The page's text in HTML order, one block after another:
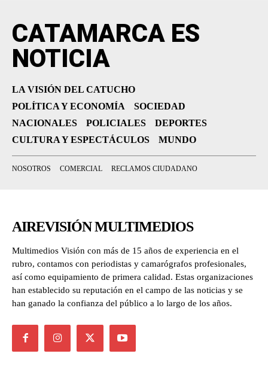
CATAMARCA ES
NOTICIA
LA VISIÓN DEL CATUCHO
POLÍTICA Y ECONOMÍA
SOCIEDAD
NACIONALES
POLICIALES
DEPORTES
CULTURA Y ESPECTÁCULOS
MUNDO
NOSOTROS COMERCIAL RECLAMOS CIUDADANO
AIREVISIÓN MULTIMEDIOS
Multimedios Visión con más de 15 años de experiencia en el
rubro, contamos con periodistas y camarógrafos profesionales,
así como equipamiento de primera calidad. Estas organizaciones
han establecido su reputación en el campo de las noticias y se
han ganado la confianza del público a lo largo de los años.